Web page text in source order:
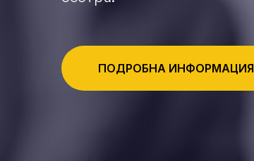
ПОДРОБНА ИНФОРМАЦИЯ